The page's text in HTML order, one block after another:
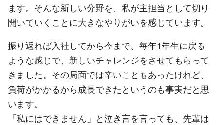
ます。そんな新しい分野を、私が主担当として切り
開いていくことに大きなやりがいを感じています。
振り返れば入社してから今まで、毎年1年生に戻る
ような感じで、新しいチャレンジをさせてもらって
きました。その局面では辛いこともあったけれど、
負荷がかかるから成長できたというのも事実だと思
います。
「私にはできません」と泣き言を言っても、先輩は